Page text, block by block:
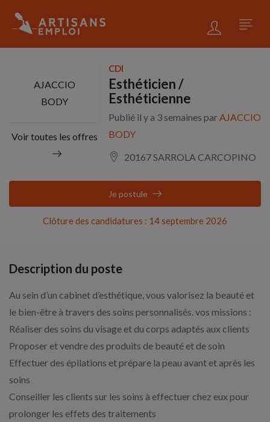
AJACCIO
BODY
Voir toutes les offres
CDI
Esthéticien /
Esthéticienne
Publié il y a 3 semaines parAJACCIO
BODY
20167 SARROLA CARCOPINO
Clôture des candidatures : 14 septembre 2026
Je postule
Description du poste
Au sein d’un cabinet d’esthétique, vous valorisez la beauté et
le bien-être à travers des soins personnalisés. vos missions :
Réaliser des soins du visage et du corps adaptés aux clients
Proposer et vendre des produits de beauté et de soin
Effectuer des épilations et prépare la peau avant et après les
soins
Conseiller les clients sur les soins à effectuer chez eux pour
prolonger les effets des traitements